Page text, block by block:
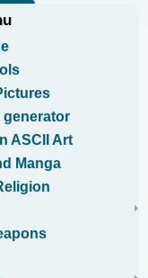
generator
ASCII Art
Manga